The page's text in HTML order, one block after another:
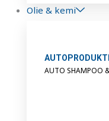
Olie & kemi
AUTO SHAMPOO